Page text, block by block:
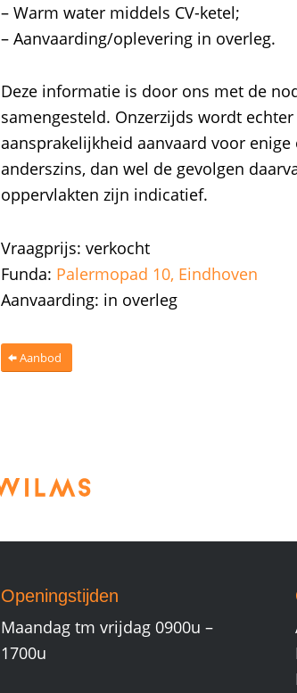
– Warm water middels CV-ketel;
– Aanvaarding/oplevering in overleg.
Deze informatie is door ons met de
samengesteld. Onzerzijds wordt
aansprakelijkheid aanvaard voor
anderszins, dan wel de gevolgen
oppervlakten zijn indicatief.
Vraagprijs: verkocht
Funda: Palermopad 10, Eindhoven
Aanvaarding: in overleg
Aanbod
Openingstijden
Maandag tm vrijdag 0900u –
1700u